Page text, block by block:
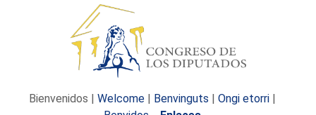
Bienvenidos | Welcome | Benvinguts | Ongi etorri |